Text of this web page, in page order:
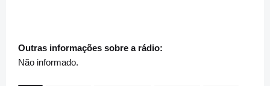
Outras informações sobre a rádio:
Não informado.